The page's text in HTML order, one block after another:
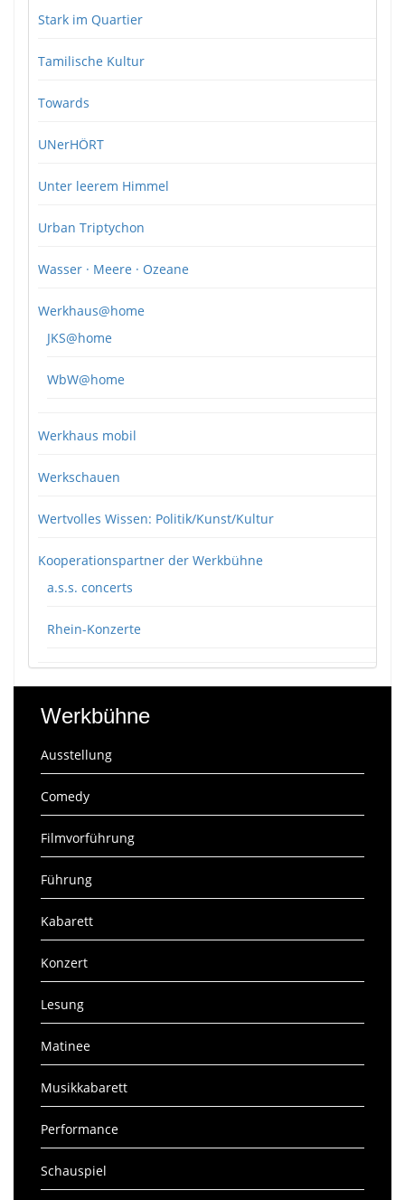
Stark im Quartier
Tamilische Kultur
Towards
UNerHÖRT
Unter leerem Himmel
Urban Triptychon
Wasser · Meere · Ozeane
Werkhaus@home
JKS@home
WbW@home
Werkhaus mobil
Werkschauen
Wertvolles Wissen: Politik/Kunst/Kultur
Kooperationspartner der Werkbühne
a.s.s. concerts
Rhein-Konzerte
Werkbühne
Ausstellung
Comedy
Filmvorführung
Führung
Kabarett
Konzert
Lesung
Matinee
Musikkabarett
Performance
Schauspiel